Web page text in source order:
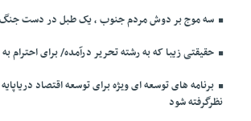
سه موج بر دوش مردم جنوب ، یک طبل در دست جنگ
حقیقتی زیبا که به رشته تحریر درآمده/ برای احترام
برنامه های توسعه ای ویژه برای توسعه اقتصاد
نظرگرفته شود